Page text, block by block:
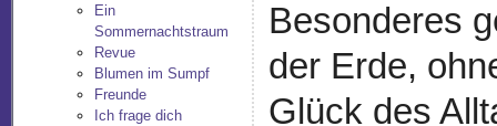
Ein
Sommernachtstraum
Revue
Blumen im Sumpf
Freunde
Ich frage dich
Besonderes
der Erde,
Glück des